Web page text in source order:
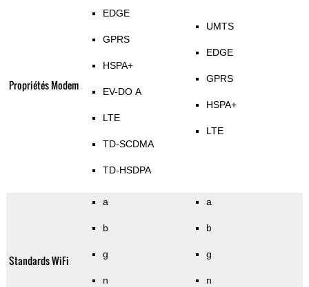
Propriétés Modem
EDGE
GPRS
HSPA+
EV-DO A
LTE
TD-SCDMA
TD-HSDPA
UMTS
EDGE
GPRS
HSPA+
LTE
Standards WiFi
a
b
g
n
a
b
g
n